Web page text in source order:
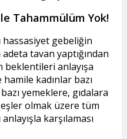
Tahammülüm Yok!
hassasiyet gebeliğin
tavan yaptığından
beklentileri anlayışa
kadınlar bazı
yemeklere, gıdalara
olmak üzere tüm
karşılaması